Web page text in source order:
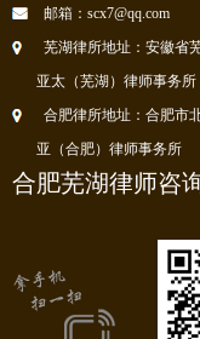
邮箱：scx7@qq.com
芜湖律所地址：安徽省
亚太（芜湖）律师事务所
合肥律所地址：合肥市
亚（合肥）律师事务所
合肥芜湖律师咨